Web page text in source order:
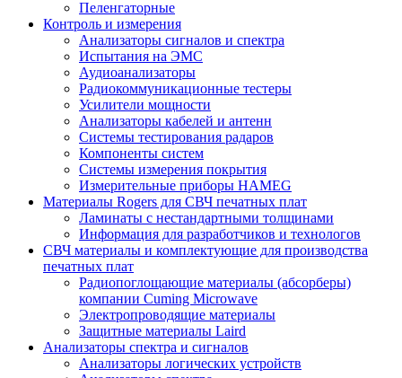
Пеленгаторные
Контроль и измерения
Анализаторы сигналов и спектра
Испытания на ЭМС
Аудиоанализаторы
Радиокоммуникационные тестеры
Усилители мощности
Анализаторы кабелей и антенн
Системы тестирования радаров
Компоненты систем
Системы измерения покрытия
Измерительные приборы HAMEG
Материалы Rogers для СВЧ печатных плат
Ламинаты с нестандартными толщинами
Информация для разработчиков и технологов
СВЧ материалы и комплектующие для производства
печатных плат
Радиопоглощающие материалы (абсорберы)
компании Cuming Microwave
Электропроводящие материалы
Защитные материалы Laird
Анализаторы спектра и сигналов
Анализаторы логических устройств